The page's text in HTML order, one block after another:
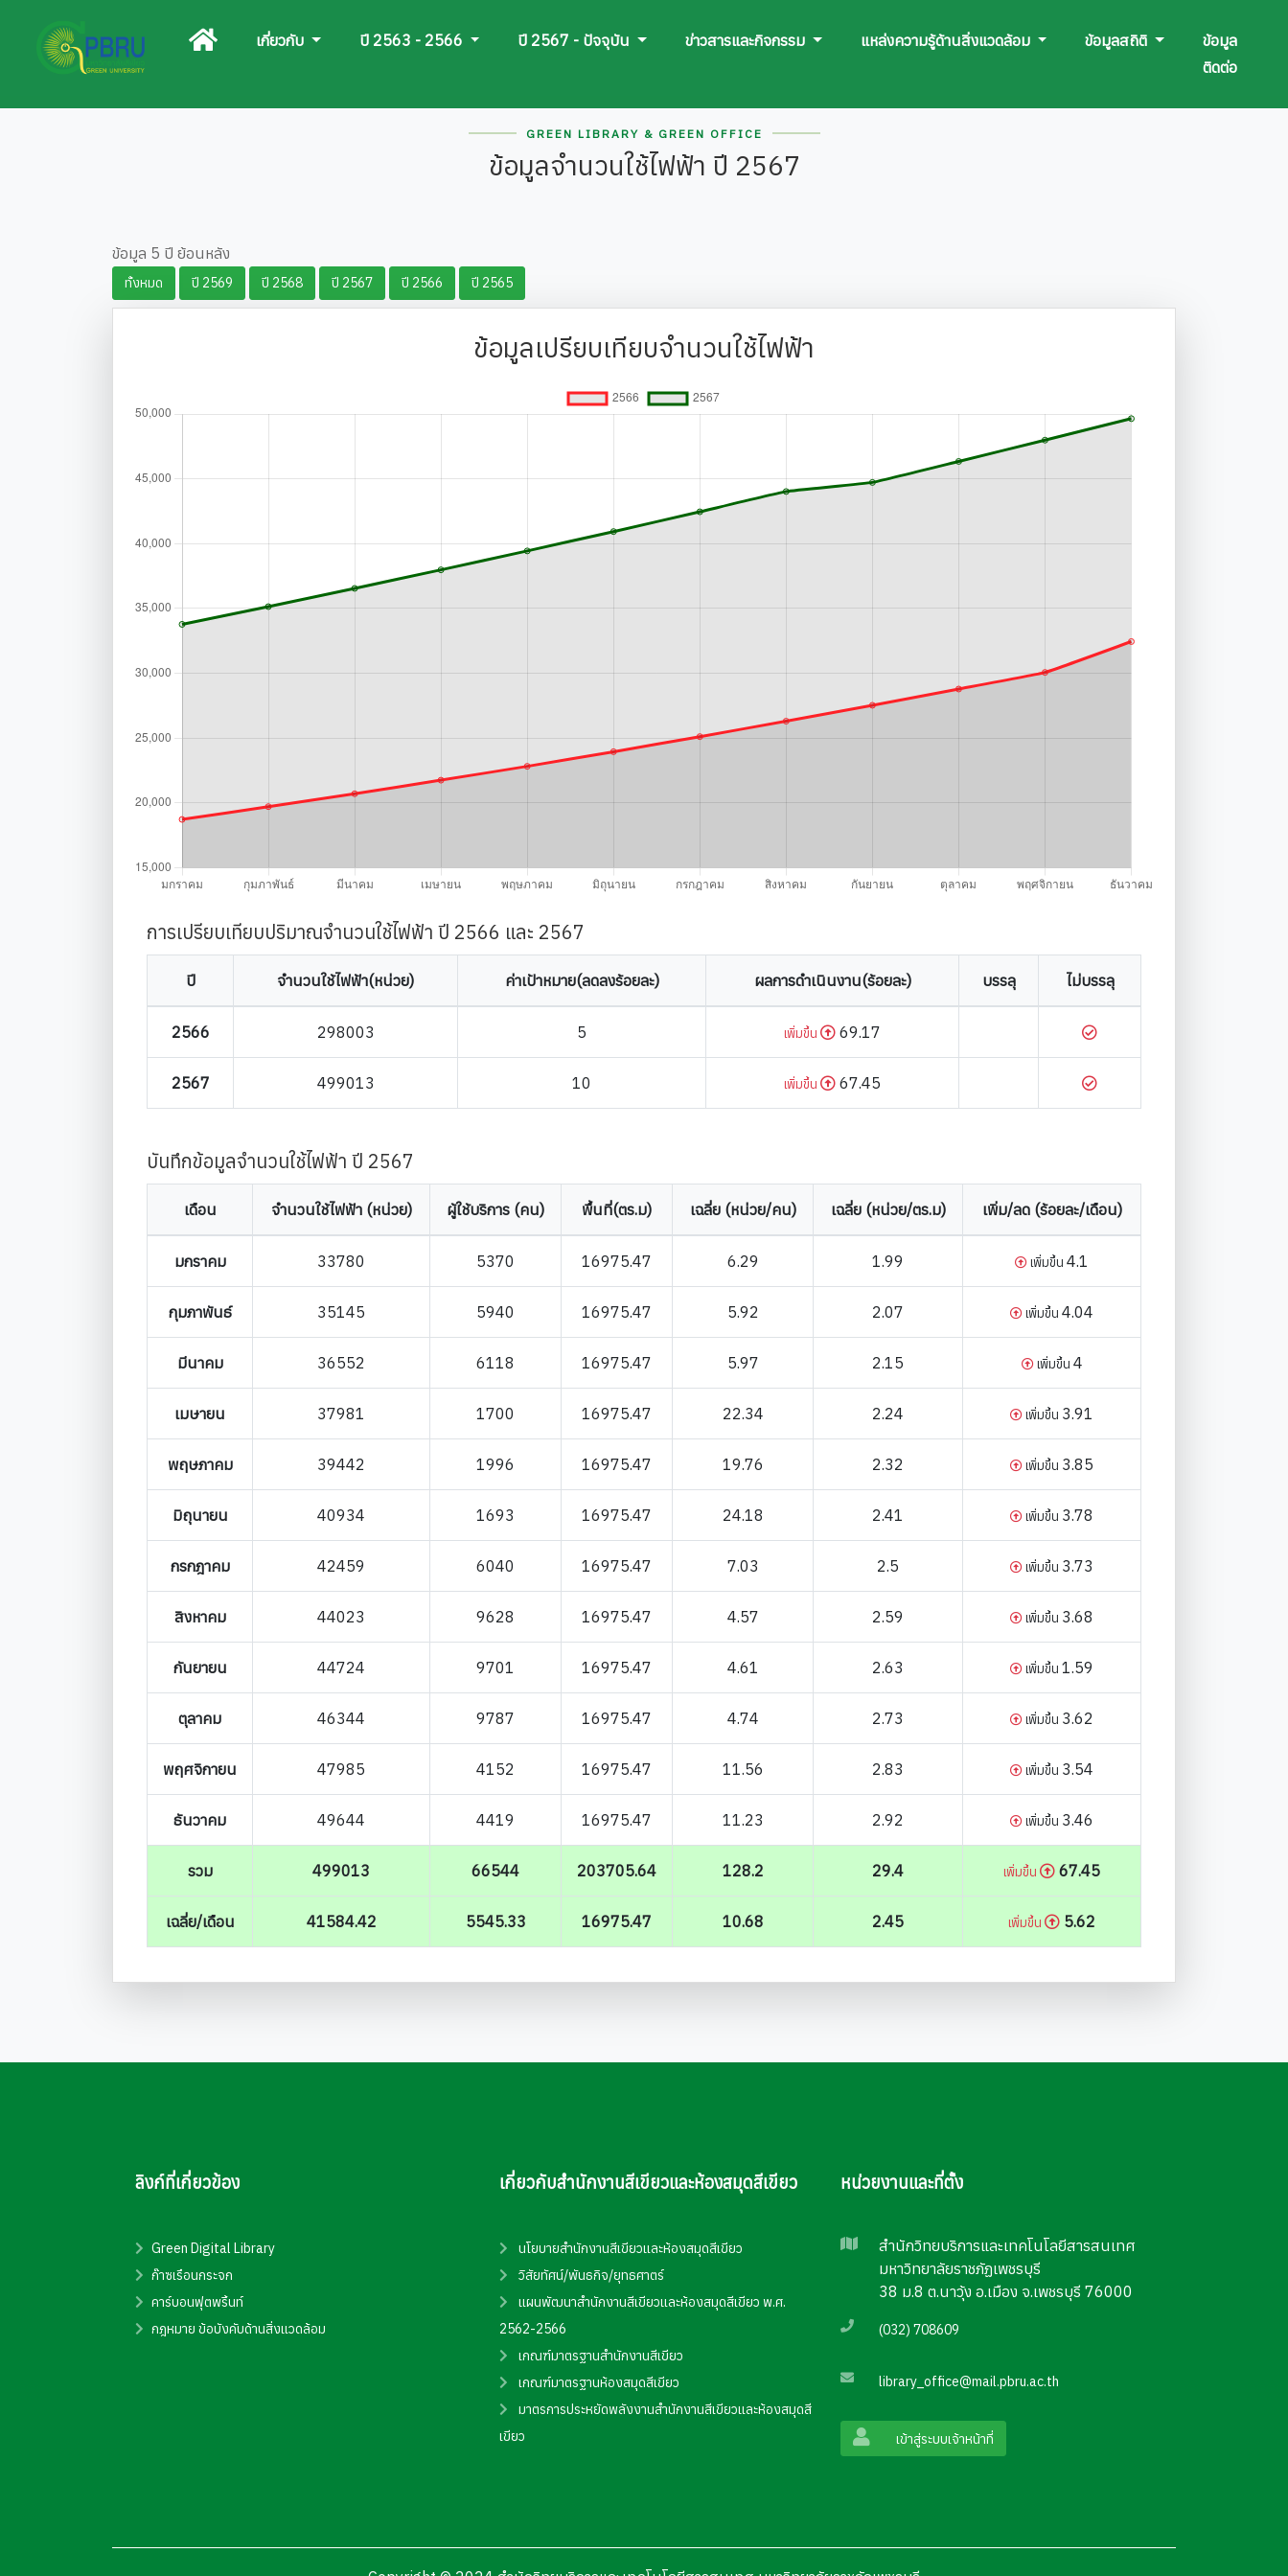
เกี่ยวกับ ปี 2563 - 2566 ปี 2567 - ปัจจุบัน ข่าวสารและกิจกรรม แหล่งความรู้ด้านสิ่งแวดล้อม ข้อมูลสถิติ
ข้อมูล
ติดต่อ
GREEN LIBRARY & GREEN OFFICE
ข้อมูลจำนวนใช้ไฟฟ้า ปี 2567
ข้อมูล 5 ปี ย้อนหลัง
ทั้งหมด ปี 2569 ปี 2568 ปี 2567 ปี 2566 ปี 2565
ข้อมูลเปรียบเทียบจำนวนใช้ไฟฟ้า
การเปรียบเทียบปริมาณจำนวนใช้ไฟฟ้า ปี 2566 และ 2567
ปี จำนวนใช้ไฟฟ้า(หน่วย) ค่าเป้าหมาย(ลดลงร้อยละ) ผลการดำเนินงาน(ร้อยละ) บรรลุ ไม่บรรลุ
2566 298003 5 เพิ่มขึ้น 69.17
2567 499013 10 เพิ่มขึ้น 67.45
บันทึกข้อมูลจำนวนใช้ไฟฟ้า ปี 2567
เดือน จำนวนใช้ไฟฟ้า (หน่วย) ผู้ใช้บริการ (คน) พื้นที่(ตร.ม) เฉลี่ย (หน่วย/คน) เฉลี่ย (หน่วย/ตร.ม) เพิ่ม/ลด (ร้อยละ/เดือน)
มกราคม 33780 5370 16975.47 6.29 1.99 เพิ่มขึ้น 4.1
กุมภาพันธ์ 35145 5940 16975.47 5.92 2.07 เพิ่มขึ้น 4.04
มีนาคม 36552 6118 16975.47 5.97 2.15 เพิ่มขึ้น 4
เมษายน 37981 1700 16975.47 22.34 2.24 เพิ่มขึ้น 3.91
พฤษภาคม 39442 1996 16975.47 19.76 2.32 เพิ่มขึ้น 3.85
มิถุนายน 40934 1693 16975.47 24.18 2.41 เพิ่มขึ้น 3.78
กรกฎาคม 42459 6040 16975.47 7.03 2.5 เพิ่มขึ้น 3.73
สิงหาคม 44023 9628 16975.47 4.57 2.59 เพิ่มขึ้น 3.68
กันยายน 44724 9701 16975.47 4.61 2.63 เพิ่มขึ้น 1.59
ตุลาคม 46344 9787 16975.47 4.74 2.73 เพิ่มขึ้น 3.62
พฤศจิกายน 47985 4152 16975.47 11.56 2.83 เพิ่มขึ้น 3.54
ธันวาคม 49644 4419 16975.47 11.23 2.92 เพิ่มขึ้น 3.46
รวม 499013 66544 203705.64 128.2 29.4 เพิ่มขึ้น 67.45
เฉลี่ย/เดือน 41584.42 5545.33 16975.47 10.68 2.45 เพิ่มขึ้น 5.62
ลิงก์ที่เกี่ยวข้อง
Green Digital Library
ก๊าซเรือนกระจก
คาร์บอนฟุตพริ้นท์
กฎหมาย ข้อบังคับด้านสิ่งแวดล้อม
เกี่ยวกับสำนักงานสีเขียวและห้องสมุดสีเขียว
นโยบายสำนักงานสีเขียวและห้องสมุดสีเขียว
วิสัยทัศน์/พันธกิจ/ยุทธศาตร์
แผนพัฒนาสำนักงานสีเขียวและห้องสมุดสีเขียว พ.ศ.
2562-2566
เกณฑ์มาตรฐานสำนักงานสีเขียว
เกณฑ์มาตรฐานห้องสมุดสีเขียว
มาตรการประหยัดพลังงานสำนักงานสีเขียวและห้องสมุดสี
เขียว
หน่วยงานและที่ตั้ง
สำนักวิทยบริการและเทคโนโลยีสารสนเทศ
มหาวิทยาลัยราชภัฏเพชรบุรี
38 ม.8 ต.นาวุ้ง อ.เมือง จ.เพชรบุรี 76000
(032) 708609
library_office@mail.pbru.ac.th
เข้าสู่ระบบเจ้าหน้าที่